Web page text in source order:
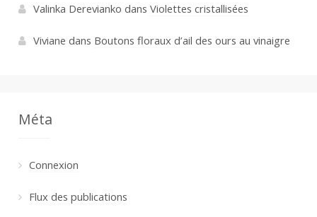
Valinka Derevianko dans Violettes cristallisées
Viviane dans Boutons floraux d’ail des ours au vinaigre
Méta
Connexion
Flux des publications